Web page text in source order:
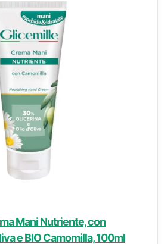
Mani Nutriente, con
e BIO Camomilla, 100ml